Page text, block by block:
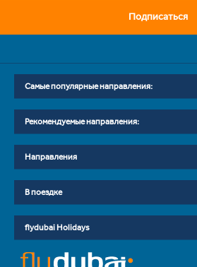
Подписаться
Самые популярные направления:
Рекомендуемые направления:
Направления
В поездке
flydubai Holidays